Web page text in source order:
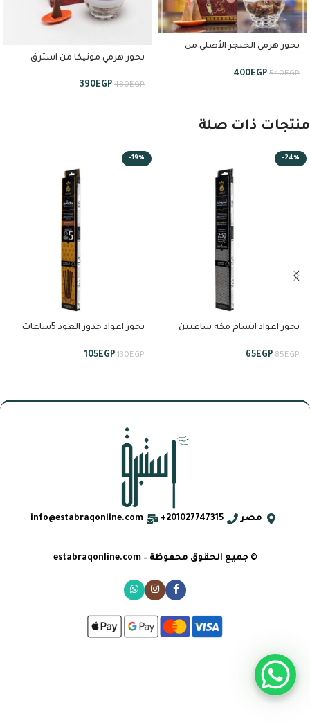
بخور هرمي الخنجر الأصلي من
540EGP
400EGP
بخور هرمي مونيكا من استرق
480EGP
390EGP
منتجات ذات صلة
-24%
بخور اعواد انسام مكة ساعتين
85EGP
65EGP
-19%
بخور اعواد جذور العود 5ساعات
130EGP
105EGP
مصر 201027747315+
info@estabraqonline.com
© جميع الحقوق محفوظة – estabraqonline.com